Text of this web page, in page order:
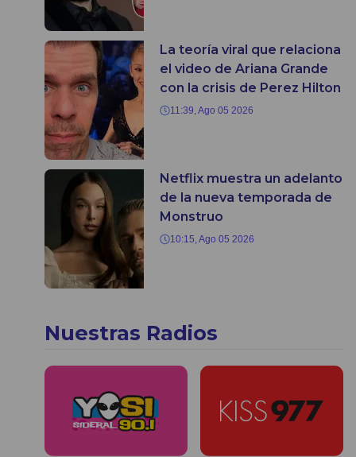
La teoría viral que relaciona
el video de Ariana Grande
con la crisis de Perez Hilton
11:39, Ago 05 2026
Netflix muestra un adelanto
de la nueva temporada de
Monstruo
10:15, Ago 05 2026
Nuestras Radios